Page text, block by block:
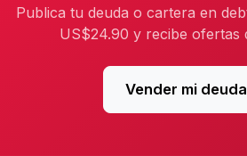
Publica tu deuda o cartera en
US$24.90 y recibe ofertas
Vender mi deuda